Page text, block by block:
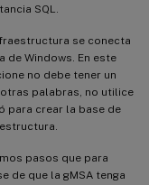
SQL.
se conecta
de Windows. En este
no debe tener un
otras palabras, no utilice
para crear la base de
pasos que para
de que la gMSA tenga